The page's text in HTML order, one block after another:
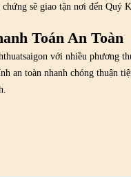
sẽ giao tận nơi đến Quý
Toán An Toàn
với nhiều phương
an toàn nhanh chóng thuận